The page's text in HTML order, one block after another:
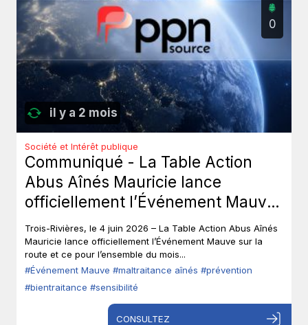
il y a 2 mois
0
Société et Intérêt publique
Communiqué - La Table Action
Abus Aînés Mauricie lance
officiellement l’Événement Mauve
sur la route.
Trois-Rivières, le 4 juin 2026 – La Table Action Abus Aînés
Mauricie lance officiellement l’Événement Mauve sur la
route et ce pour l’ensemble du mois...
#Événement Mauve #maltraitance aînés #prévention
#bientraitance #sensibilité
CONSULTEZ